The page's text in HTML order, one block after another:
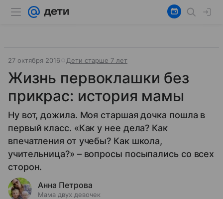
27 октября 2016 Дети старше 7 лет
Жизнь первоклашки без
прикрас: история мамы
Ну вот, дожила. Моя старшая дочка пошла в
первый класс. «Как у нее дела? Как
впечатления от учебы? Как школа,
учительница?» – вопросы посыпались со всех
сторон.
Анна Петрова
Мама двух девочек